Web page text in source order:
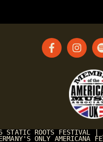
STATIC ROOTS FESTIVAL
ONLY AMERICANA